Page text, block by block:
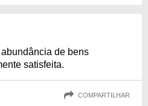
de bens
satisfeita.
COMPARTILHAR